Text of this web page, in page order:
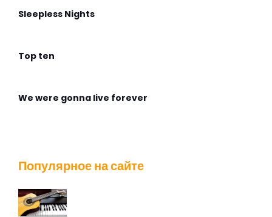
Sleepless Nights
Top ten
We were gonna live forever
Популярное на сайте